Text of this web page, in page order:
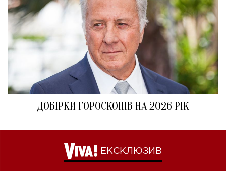
ДОБІРКИ ГОРОСКОПІВ НА 2026 РІК
ЕКСКЛЮЗИВ